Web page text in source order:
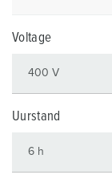
Voltage
Uurstand